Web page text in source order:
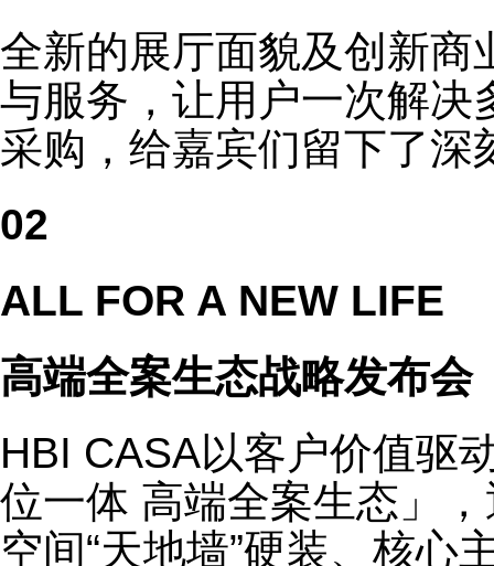
全新的展厅面貌及创新商
与服务，让用户一次解决
采购，给嘉宾们留下了深
02
ALL FOR A NEW LIFE
高端全案生态战略发布会
HBI CASA以客户价值驱
位一体 高端全案生态」
空间“天地墙”硬装、核心